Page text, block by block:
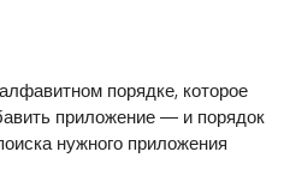
порядке, которое
приложение — и порядок
нужного приложения